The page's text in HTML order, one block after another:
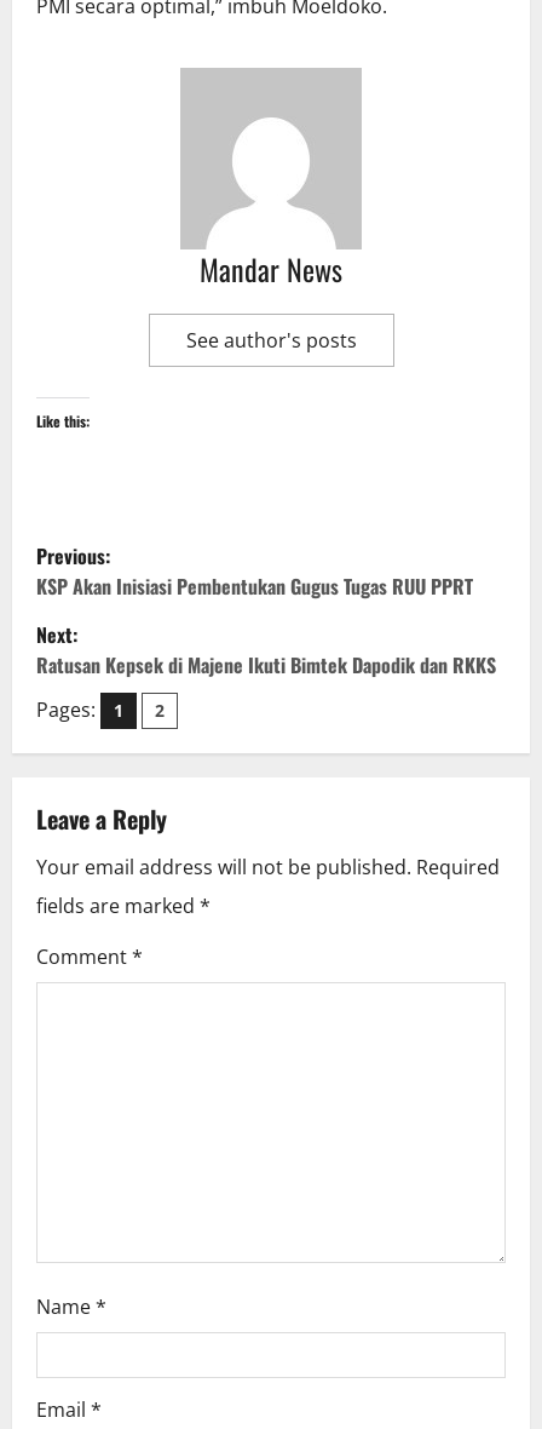
PMI secara optimal,” imbuh Moeldoko.
Mandar News
See author's posts
Like this:
P
o
s
t
n
a
v
i
g
Previous:
KSP Akan Inisiasi Pembentukan Gugus Tugas RUU PPRT
Next:
Ratusan Kepsek di Majene Ikuti Bimtek Dapodik dan RKKS
Pages: 1 2
Leave a Reply
Your email address will not be published. Required
fields are marked *
Comment*
Name*
Email *